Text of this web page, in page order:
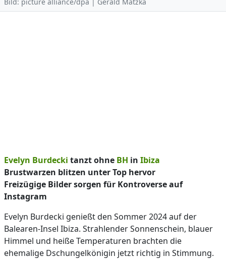
Evelyn Burdecki tanzt ohne BH in Ibiza
Brustwarzen blitzen unter Top hervor
Freizügige Bilder sorgen für Kontroverse auf
Instagram
Evelyn Burdecki genießt den Sommer 2024 auf der
Balearen-Insel Ibiza. Strahlender Sonnenschein, blauer
Himmel und heiße Temperaturen brachten die
ehemalige Dschungelkönigin jetzt richtig in Stimmung.